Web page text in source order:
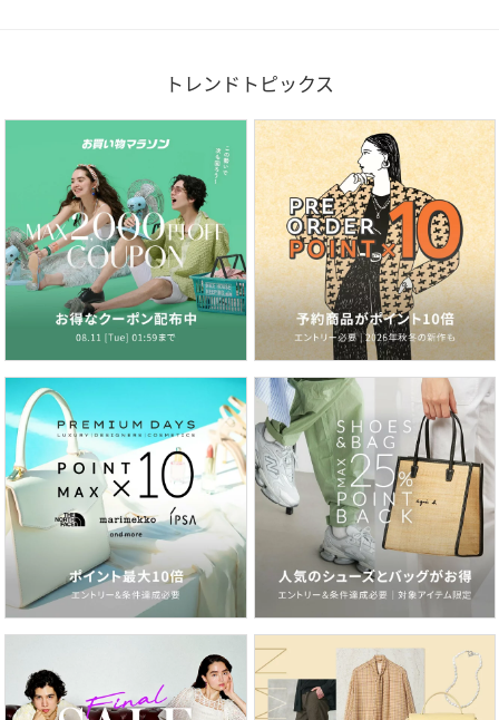
トレンドトピックス